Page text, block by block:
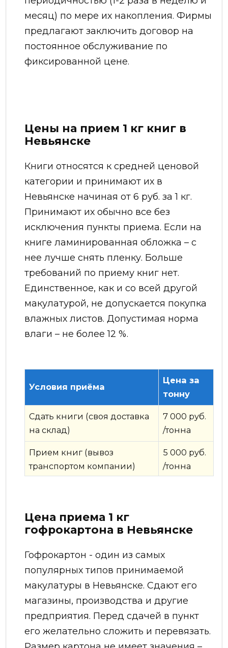
месяц) по мере их накопления. Фирмы
предлагают заключить договор на
постоянное обслуживание по
фиксированной цене.
Цены на прием 1 кг книг в
Невьянске
Книги относятся к средней ценовой
категории и принимают их в
Невьянске начиная от 6 руб. за 1 кг.
Принимают их обычно все без
исключения пункты приема. Если на
книге ламинированная обложка – с
нее лучше снять пленку. Больше
требований по приему книг нет.
Единственное, как и со всей другой
макулатурой, не допускается покупка
влажных листов. Допустимая норма
влаги – не более 12 %.
Условия приёма
Цена за
тонну
Сдать книги (своя доставка
на склад)
7 000 руб.
/тонна
Прием книг (вывоз
транспортом компании)
5 000 руб.
/тонна
Цена приема 1 кг
гофрокартона в Невьянске
Гофрокартон - один из самых
популярных типов принимаемой
макулатуры в Невьянске. Сдают его
магазины, производства и другие
предприятия. Перед сдачей в пункт
его желательно сложить и перевязать.